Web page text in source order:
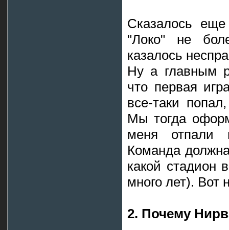
Сказалось
"Локо" не
казалось
Ну а главным
что первая
все-таки
Мы тогда
меня отпали
Команда
какой стадион
много лет). Вот
2. Почему